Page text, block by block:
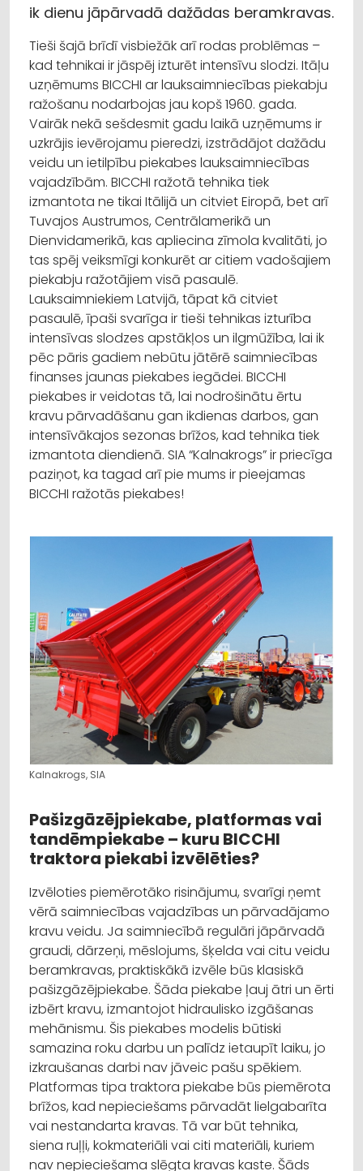
ik dienu jāpārvadā dažādas beramkravas.
Tieši šajā brīdī visbiežāk arī rodas problēmas –
kad tehnikai ir jāspēj izturēt intensīvu slodzi. Itāļu
uzņēmums BICCHI ar lauksaimniecības piekabju
ražošanu nodarbojas jau kopš 1960. gada.
Vairāk nekā sešdesmit gadu laikā uzņēmums ir
uzkrājis ievērojamu pieredzi, izstrādājot dažādu
veidu un ietilpību piekabes lauksaimniecības
vajadzībām. BICCHI ražotā tehnika tiek
izmantota ne tikai Itālijā un citviet Eiropā, bet arī
Tuvajos Austrumos, Centrālamerikā un
Dienvidamerikā, kas apliecina zīmola kvalitāti, jo
tas spēj veiksmīgi konkurēt ar citiem vadošajiem
piekabju ražotājiem visā pasaulē.
Lauksaimniekiem Latvijā, tāpat kā citviet
pasaulē, īpaši svarīga ir tieši tehnikas izturība
intensīvas slodzes apstākļos un ilgmūžība, lai ik
pēc pāris gadiem nebūtu jātērē saimniecības
finanses jaunas piekabes iegādei. BICCHI
piekabes ir veidotas tā, lai nodrošinātu ērtu
kravu pārvadāšanu gan ikdienas darbos, gan
intensīvākajos sezonas brīžos, kad tehnika tiek
izmantota diendienā. SIA “Kalnakrogs” ir priecīga
paziņot, ka tagad arī pie mums ir pieejamas
BICCHI ražotās piekabes!
Kalnakrogs, SIA
Pašizgāzējpiekabe, platformas vai
tandēmpiekabe – kuru BICCHI
traktora piekabi izvēlēties?
Izvēloties piemērotāko risinājumu, svarīgi ņemt
vērā saimniecības vajadzības un pārvadājamo
kravu veidu. Ja saimniecībā regulāri jāpārvadā
graudi, dārzeņi, mēslojums, šķelda vai citu veidu
beramkravas, praktiskākā izvēle būs klasiskā
pašizgāzējpiekabe. Šāda piekabe ļauj ātri un ērti
izbērt kravu, izmantojot hidraulisko izgāšanas
mehānismu. Šis piekabes modelis būtiski
samazina roku darbu un palīdz ietaupīt laiku, jo
izkraušanas darbi nav jāveic pašu spēkiem.
Platformas tipa traktora piekabe būs piemērota
brīžos, kad nepieciešams pārvadāt lielgabarīta
vai nestandarta kravas. Tā var būt tehnika,
siena ruļļi, kokmateriāli vai citi materiāli, kuriem
nav nepieciešama slēgta kravas kaste. Šāds